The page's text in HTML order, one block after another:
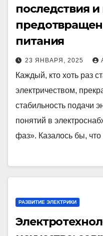
последствия
питания
23 ЯНВАРЯ, 2025
Каждый, кто хоть раз
электричеством,
стабильность подачи
понятий в
фаз». Казалось бы,
РАЗВИТИЕ ЭЛЕКТРИКИ